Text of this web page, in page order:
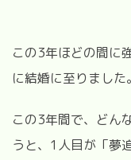
この3年ほどの間に
に結婚に至りました。
この3年間で、どん
うと、1人目が「夢